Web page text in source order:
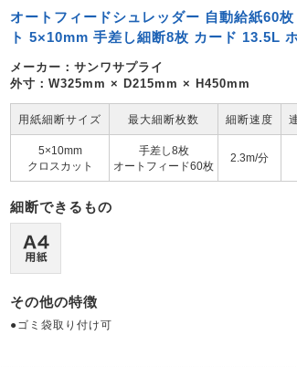
オートフィードシュレッダー 自動給紙60枚
ト 5×10mm 手差し細断8枚 カード 13.5L
メーカー： サンワサプライ
外寸：W325mm × D215mm × H450mm
用紙細断サイズ 最大細断枚数 細断速度
5×10mm
クロスカット
手差し8枚
オートフィード60枚
2.3m/分
細断できるもの
その他の特徴
●ゴミ袋取り付け可